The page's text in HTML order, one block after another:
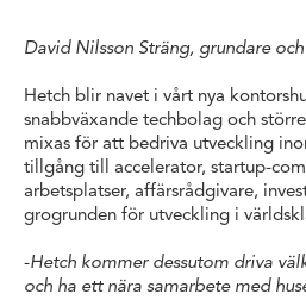
David Nilsson Sträng, grundare
Hetch blir navet i vårt nya
snabbväxande techbolag och
mixas för att bedriva utveckling
tillgång till accelerator, startup-
arbetsplatser, affärsrådgivare,
grogrunden för utveckling i
-Hetch kommer dessutom driva
och ha ett nära samarbete med